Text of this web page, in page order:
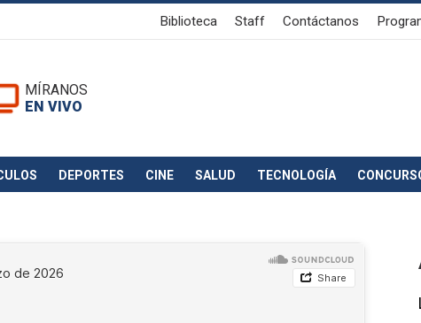
Biblioteca Staff Contáctanos
MÍRANOS
EN VIVO
DEPORTES CINE SALUD TECNOLOGÍA